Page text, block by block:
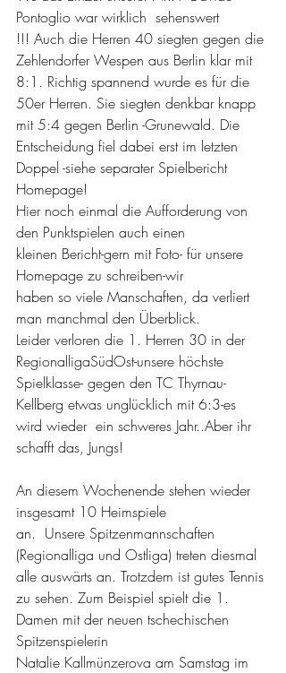
Pontoglio war wirklich  sehenswert
!!! Auch die Herren 40 siegten gegen die
Zehlendorfer Wespen aus Berlin klar mit
8:1. Richtig spannend wurde es für die
50er Herren. Sie siegten denkbar knapp
mit 5:4 gegen Berlin -Grunewald. Die
Entscheidung fiel dabei erst im letzten
Doppel -siehe separater Spielbericht
Homepage!
Hier noch einmal die Aufforderung von
den Punktspielen auch einen
kleinen Bericht-gern mit Foto- für unsere
Homepage zu schreiben-wir
haben so viele Manschaften, da verliert
man manchmal den Überblick.
Leider verloren die 1. Herren 30 in der
RegionalligaSüdOst-unsere höchste
Spielklasse- gegen den TC Thyrnau-
Kellberg etwas unglücklich mit 6:3-es
wird wieder  ein schweres Jahr..Aber ihr
schafft das, Jungs!
An diesem Wochenende stehen wieder
insgesamt 10 Heimspiele
an.  Unsere Spitzenmannschaften
(Regionalliga und Ostliga) treten diesmal
alle auswärts an. Trotzdem ist gutes Tennis
zu sehen. Zum Beispiel spielt die 1.
Damen mit der neuen tschechischen
Spitzenspielerin
Natalie Kallmünzerova am Samstag im